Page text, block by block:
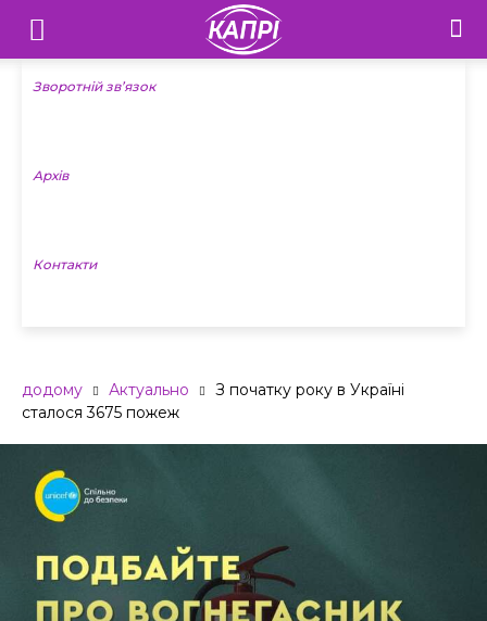
Телебачення
«Капрі»
Новини
Зворотній зв’язок
Архів
Контакти
додому Актуально
З початку року в Україні
сталося 3675 пожеж